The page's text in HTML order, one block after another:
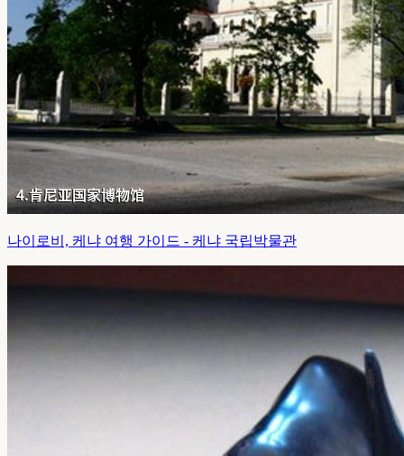
나이로비, 케냐 여행 가이드 - 케냐 국립박물관